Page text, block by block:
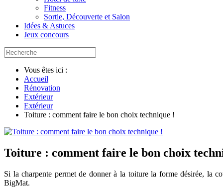
Fitness
Sortie, Découverte et Salon
Idées & Astuces
Jeux concours
Vous êtes ici :
Accueil
Rénovation
Extérieur
Extérieur
Toiture : comment faire le bon choix technique !
Toiture : comment faire le bon choix
Si la charpente permet de donner à la toiture la forme désirée, la
BigMat.